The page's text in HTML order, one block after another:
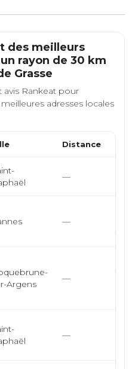
des meilleurs
rayon de 30 km
Grasse
avis Rankeat pour
adresses locales
Distance
—
—
Argens
—
—